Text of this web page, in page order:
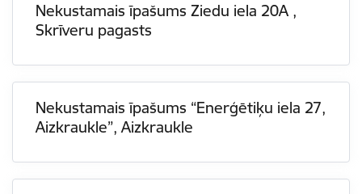
Nekustamais īpašums Ziedu iela 20A ,
Skrīveru pagasts
Nekustamais īpašums “Enerģētiķu iela 27,
Aizkraukle”, Aizkraukle